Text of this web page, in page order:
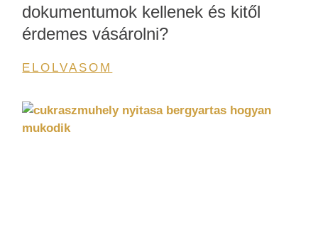
dokumentumok kellenek és kitől
érdemes vásárolni?
ELOLVASOM